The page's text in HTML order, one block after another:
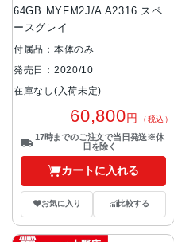
64GB MYFM2J/A A2316 スペ
ースグレイ
付属品：本体のみ
発売日：2020/10
在庫なし(入荷未定)
60,800円 （税込）
17時までのご注文で当日発送※休
日を除く
カートに入れる
お気に入り 比較する